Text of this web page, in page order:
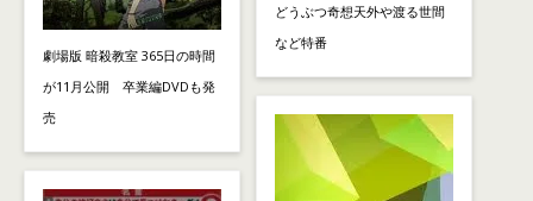
劇場版 暗殺教室 365日の時間
が11月公開 卒業編DVDも発
売
どうぶつ奇想天外や渡る世間
など特番